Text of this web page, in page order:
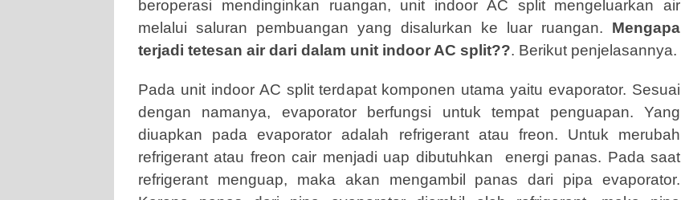
beroperasi mendinginkan ruangan, unit indoor AC split mengeluarkan air
melalui saluran pembuangan yang disalurkan ke luar ruangan. Mengapa
terjadi tetesan air dari dalam unit indoor AC split??. Berikut penjelasannya.
Pada unit indoor AC split terdapat komponen utama yaitu evaporator. Sesuai
dengan namanya, evaporator berfungsi untuk tempat penguapan. Yang
diuapkan pada evaporator adalah refrigerant atau freon. Untuk merubah
refrigerant atau freon cair menjadi uap dibutuhkan
energi panas. Pada saat
refrigerant menguap, maka akan mengambil panas dari pipa evaporator.